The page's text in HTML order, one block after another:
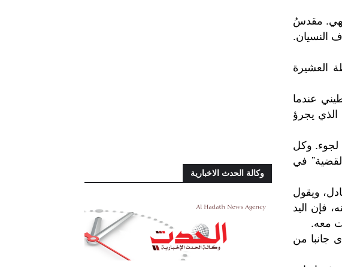
مقدسُ
النسيان.
العشيرة
عندما
الذي يجرؤ
وكل
في
ويقول
فإن اليد
معه.
جانبا من
وكالة الحدث الاخبارية